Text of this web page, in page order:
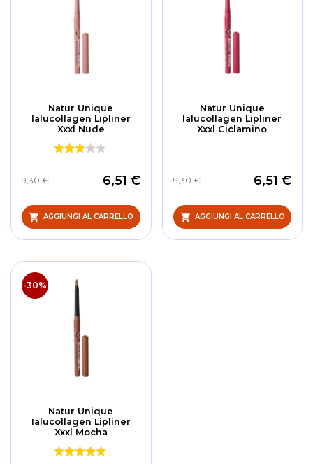
Natur Unique
Ialucollagen Lipliner
Xxxl Nude
6,51 €
9,30 €
AGGIUNGI AL CARRELLO
Natur Unique
Ialucollagen Lipliner
Xxxl Ciclamino
6,51 €
9,30 €
AGGIUNGI AL CARRELLO
-30%
Natur Unique
Ialucollagen Lipliner
Xxxl Mocha